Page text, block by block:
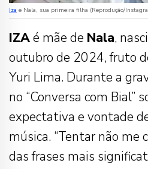
Iza e Nala, sua primeira filha (Reprodução/
IZAé mãe de Nala,
outubro de 2024, fruto
Yuri Lima. Durante a
no “Conversa com Bial”
expectativa e vontade
música. “Tentar não me
das frases mais